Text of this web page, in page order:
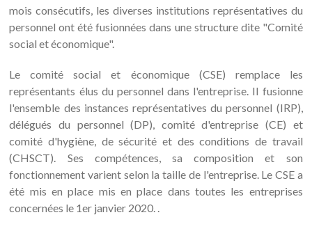
mois consécutifs, les diverses institutions représentatives du
personnel ont été fusionnées dans une structure dite "Comité
social et économique".
Le comité social et économique (CSE) remplace les
représentants élus du personnel dans l'entreprise. Il fusionne
l'ensemble des instances représentatives du personnel (IRP),
délégués du personnel (DP), comité d'entreprise (CE) et
comité d'hygiène, de sécurité et des conditions de travail
(CHSCT). Ses compétences, sa composition et son
fonctionnement varient selon la taille de l'entreprise. Le CSE a
été mis en place mis en place dans toutes les entreprises
concernées le 1er janvier 2020. .